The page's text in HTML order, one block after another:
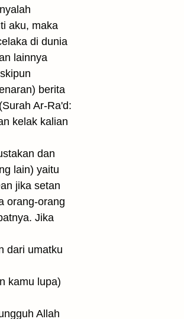
aku, maka
di dunia
lainnya
berita
Ar-Ra'd:
kelak kalian
dan
lain) yaitu
jika setan
orang-orang
Jika
dari umatku
kamu lupa)
Allah